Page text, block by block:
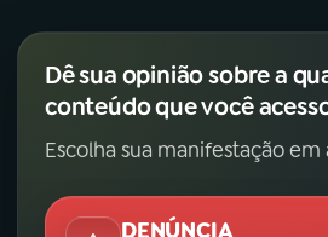
Dê sua opinião sobre a
conteúdo que você
Escolha sua manifestação